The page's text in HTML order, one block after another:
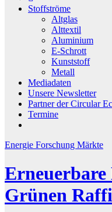
Stoffströme
Altglas
Alttextil
Aluminium
E-Schrott
Kunststoff
Metall
Mediadaten
Unsere Newsletter
Partner der Circular
Termine
Energie Forschung Märkte
Grünen